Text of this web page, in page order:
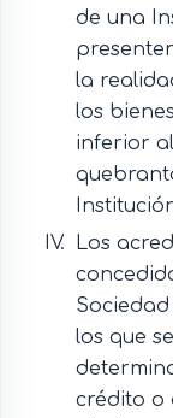
de una
la
los
inferior
Los
los que
crédito o